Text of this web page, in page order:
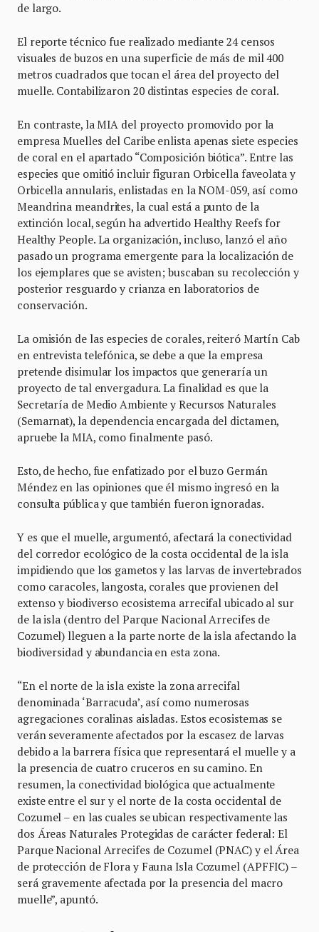
de largo.
El reporte técnico fue realizado mediante 24 censos
visuales de buzos en una superficie de más de mil 400
metros cuadrados que tocan el área del proyecto del
muelle. Contabilizaron 20 distintas especies de coral.
En contraste, la MIA del proyecto promovido por la
empresa Muelles del Caribe enlista apenas siete especies
de coral en el apartado “Composición biótica”. Entre las
especies que omitió incluir figuran Orbicella faveolata y
Orbicella annularis, enlistadas en la NOM-059, así como
Meandrina meandrites, la cual está a punto de la
extinción local, según ha advertido Healthy Reefs for
Healthy People. La organización, incluso, lanzó el año
pasado un programa emergente para la localización de
los ejemplares que se avisten; buscaban su recolección y
posterior resguardo y crianza en laboratorios de
conservación.
La omisión de las especies de corales, reiteró Martín Cab
en entrevista telefónica, se debe a que la empresa
pretende disimular los impactos que generaría un
proyecto de tal envergadura. La finalidad es que la
Secretaría de Medio Ambiente y Recursos Naturales
(Semarnat), la dependencia encargada del dictamen,
apruebe la MIA, como finalmente pasó.
Esto, de hecho, fue enfatizado por el buzo Germán
Méndez en las opiniones que él mismo ingresó en la
consulta pública y que también fueron ignoradas.
Y es que el muelle, argumentó, afectará la conectividad
del corredor ecológico de la costa occidental de la isla
impidiendo que los gametos y las larvas de invertebrados
como caracoles, langosta, corales que provienen del
extenso y biodiverso ecosistema arrecifal ubicado al sur
de la isla (dentro del Parque Nacional Arrecifes de
Cozumel) lleguen a la parte norte de la isla afectando la
biodiversidad y abundancia en esta zona.
“En el norte de la isla existe la zona arrecifal
denominada ‘Barracuda’, así como numerosas
agregaciones coralinas aisladas. Estos ecosistemas se
verán severamente afectados por la escasez de larvas
debido a la barrera física que representará el muelle y a
la presencia de cuatro cruceros en su camino. En
resumen, la conectividad biológica que actualmente
existe entre el sur y el norte de la costa occidental de
Cozumel – en las cuales se ubican respectivamente las
dos Áreas Naturales Protegidas de carácter federal: El
Parque Nacional Arrecifes de Cozumel (PNAC) y el Área
de protección de Flora y Fauna Isla Cozumel (APFFIC) –
será gravemente afectada por la presencia del macro
muelle”, apuntó.